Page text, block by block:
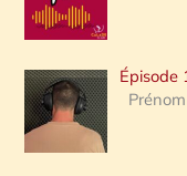
r
c
h
e
Épisode